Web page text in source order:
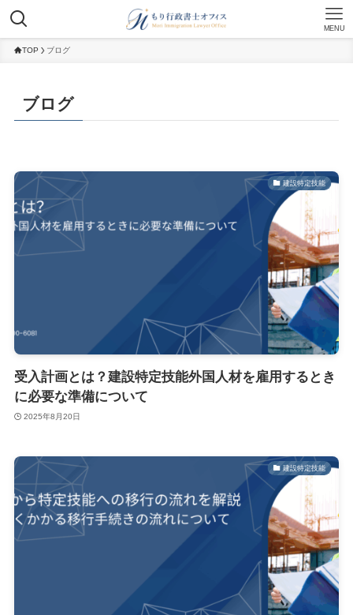
MENU
TOP ブログ
ブログ
建設特定技能
受入計画とは？建設特定技能外国人材を雇用するとき
に必要な準備について
2025年8月20日
建設特定技能